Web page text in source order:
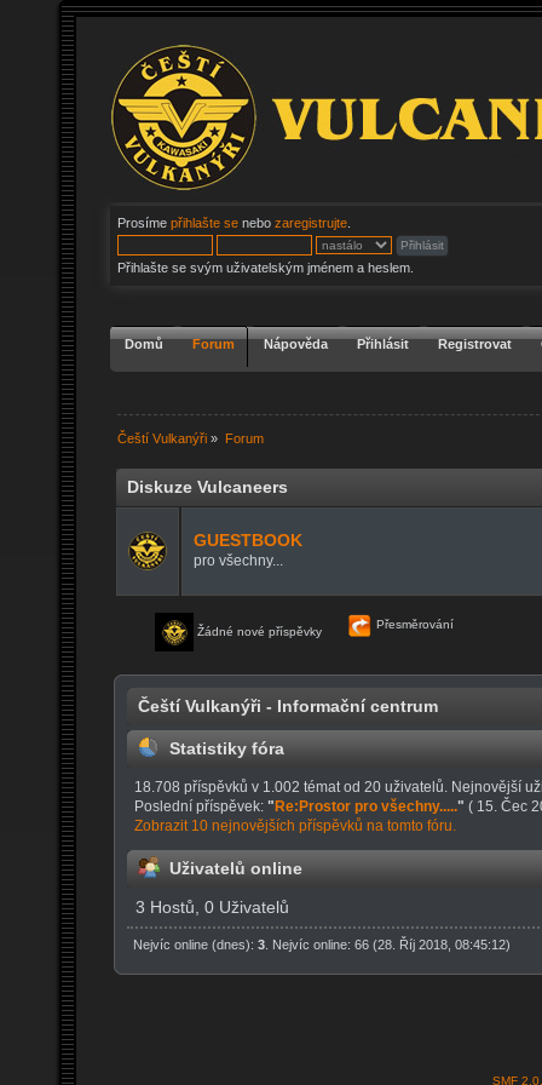
Prosíme přihlašte se nebo zaregistrujte
Přihlašte se svým uživatelským jménem a heslem.
Domů Forum Nápověda Přihlásit Registrovat
Čeští Vulkanýři » Forum
Diskuze Vulcaneers
GUESTBOOK
pro všechny...
Žádné nové příspěvky Přesměrování
Čeští Vulkanýři - Informační centrum
Statistiky fóra
18.708 příspěvků v 1.002 témat od 20 uživatelů. Nejnovější
Poslední příspěvek:"Re:Prostor pro všechny....." ( 15. Čec
Zobrazit 10 nejnovějších příspěvků na tomto fóru.
Uživatelů online
3 Hostů, 0 Uživatelů
Nejvíc online (dnes):3 . Nejvíc online: 66 (28. Říj 2018, 08:45:12)
SMF